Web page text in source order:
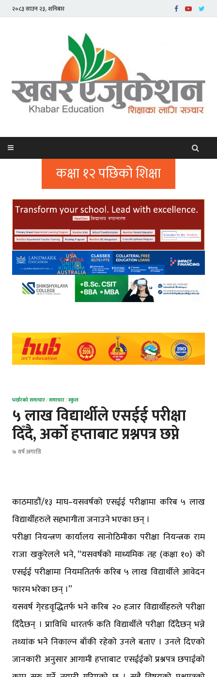
२०८३ साउन २३, शनिबार
कक्षा १२ पछिको शिक्षा
भर्खरको समाचार/समाचार/स्कुल
५ लाख विद्यार्थीले एसईई परीक्षा
दिँदै, अर्को हप्ताबाट प्रश्नपत्र छप्ने
७ वर्ष अगाडि
काठमाडौं/१३ माघ–यसवर्षको एसईई परीक्षामा करिब ५ लाख
विद्यार्थीहरुले सहभागीता जनाउने भएका छन् ।
परीक्षा नियन्त्रण कार्यालय सानोठिमीका परीक्षा नियन्त्रक राम
राजा खकुरेलले भने, “यसवर्षको माध्यमिक तह (कक्षा १०) को
एसईई परीक्षामा नियमतितर्फ करिब ५ लाख विद्यार्थीले आवेदन
फारम भरेका छन् ।”
यसवर्ष गे्रडवृद्धितर्फ भने करिब २० हजार विद्यार्थीहरुले परीक्षा
दिँदैछन् । प्राविधि धारतर्फ कति विद्यार्थीले परीक्षा दिँदैछन् भन्ने
तथ्यांक भने निकाल्न बाँकी रहेको उनले बताए । उनले दिएको
जानकारी अनुसार आगामी हप्ताबाट एसईईको प्रश्नपत्र छपाईको